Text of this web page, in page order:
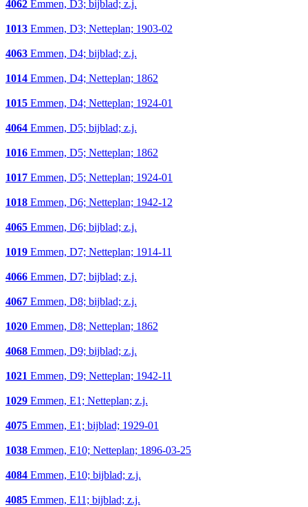
4062 Emmen, D3; bijblad; z.j.
1013 Emmen, D3; Netteplan; 1903-02
4063 Emmen, D4; bijblad; z.j.
1014 Emmen, D4; Netteplan; 1862
1015 Emmen, D4; Netteplan; 1924-01
4064 Emmen, D5; bijblad; z.j.
1016 Emmen, D5; Netteplan; 1862
1017 Emmen, D5; Netteplan; 1924-01
1018 Emmen, D6; Netteplan; 1942-12
4065 Emmen, D6; bijblad; z.j.
1019 Emmen, D7; Netteplan; 1914-11
4066 Emmen, D7; bijblad; z.j.
4067 Emmen, D8; bijblad; z.j.
1020 Emmen, D8; Netteplan; 1862
4068 Emmen, D9; bijblad; z.j.
1021 Emmen, D9; Netteplan; 1942-11
1029 Emmen, E1; Netteplan; z.j.
4075 Emmen, E1; bijblad; 1929-01
1038 Emmen, E10; Netteplan; 1896-03-25
4084 Emmen, E10; bijblad; z.j.
4085 Emmen, E11; bijblad; z.j.